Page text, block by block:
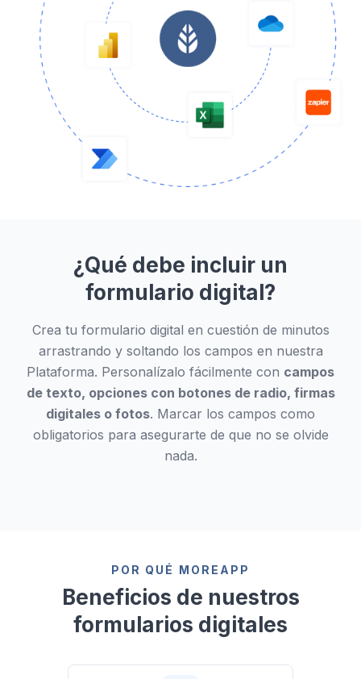
¿Qué debe incluir un
formulario digital?
Crea tu formulario digital en cuestión de minutos
arrastrando y soltando los campos en nuestra
Plataforma. Personalízalo fácilmente con campos
de texto, opciones con botones de radio, firmas
digitales o fotos. Marcar los campos como
obligatorios para asegurarte de que no se olvide
nada.
POR QUÉ MOREAPP
Beneficios de nuestros
formularios digitales